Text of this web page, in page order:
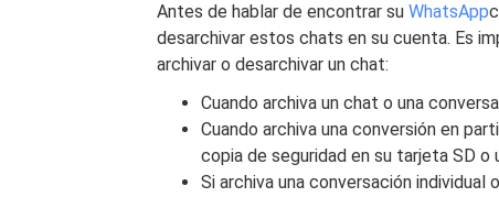
Antes de hablar de encontrar su WhatsApp
desarchivar estos chats en su cuenta. Es
archivar o desarchivar un chat:
Cuando archiva un chat o una
Cuando archiva una conversión en
copia de seguridad en su tarjeta SD o
Si archiva una conversación individual